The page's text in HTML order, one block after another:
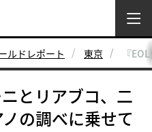
ルドレポート 東京 『
とリアブコ、二
の調べに乗せて